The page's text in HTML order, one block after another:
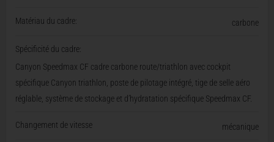
Matériau du cadre: carbone
Spécificité du cadre:
Canyon Speedmax CF cadre carbone route/triathlon avec cockpit
spécifique Canyon triathlon, poste de pilotage intégré, tige de selle aéro
réglable, système de stockage et d’hydratation spécifique Speedmax CF.
Changement de vitesse mécanique